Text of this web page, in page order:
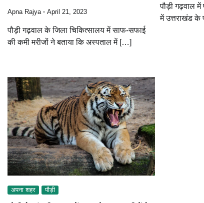
Apna Rajya April 21, 2023
पौड़ी गढ़वाल के जिला चिकित्सालय में साफ-सफाई
की कमी मरीजों ने बताया कि अस्पताल में […]
पौड़ी गढ़वाल
में उत्तराखंड के
अपना शहर पौड़ी